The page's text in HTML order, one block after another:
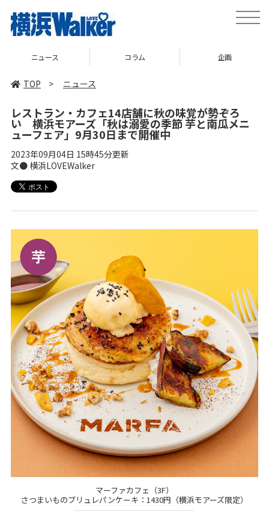
toggle
TOP > ニュース
レストラン・カフェ14店舗に秋の味覚が勢ぞろ
い 横浜モアーズ「秋は溺愛の季節 芋と南瓜メニ
ューフェア」9月30日まで開催中
2023年09月04日 15時45分更新
文● 横浜LOVEWalker
マーファカフェ（3F）
さつまいものブリュレパンケーキ：1430円（横浜モアーズ限定）